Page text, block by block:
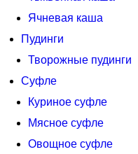
Ячневая каша
Пудинги
Творожные пудинги
Суфле
Куриное суфле
Мясное суфле
Овощное суфле